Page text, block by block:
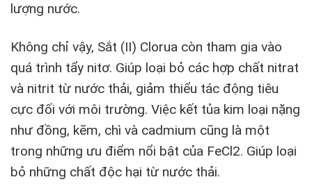
lượng nước.
Không chỉ vậy, Sắt (II) Clorua còn tham gia vào
quá trình tẩy nitơ. Giúp loại bỏ các hợp chất nitrat
và nitrit từ nước thải, giảm thiểu tác động tiêu
cực đối với môi trường. Việc kết tủa kim loại nặng
như đồng, kẽm, chì và cadmium cũng là một
trong những ưu điểm nổi bật của FeCl2. Giúp loại
bỏ những chất độc hại từ nước thải.